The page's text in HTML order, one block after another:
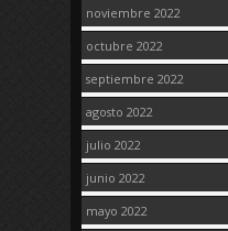
noviembre 2022
octubre 2022
septiembre 2022
agosto 2022
julio 2022
junio 2022
mayo 2022